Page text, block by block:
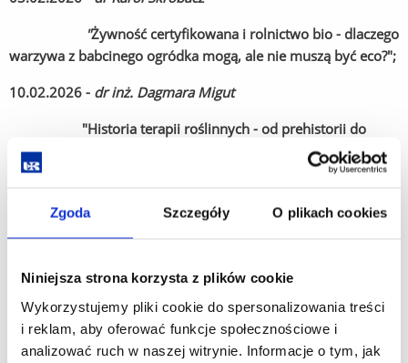
Zgoda Szczegóły O plikach cookies
Niniejsza strona korzysta z plików cookie
Wykorzystujemy pliki cookie do spersonalizowania treści
i reklam, aby oferować funkcje społecznościowe i
analizować ruch w naszej witrynie. Informacje o tym, jak
"Żywność certyfikowana i rolnictwo bio - dlaczego
warzywa z babcinego ogródka mogą, ale nie muszą być eco?";
10.02.2026 - dr inż. Dagmara Migut
"Historia terapii roślinnych - od prehistorii do
współczesności";
"Ziemniak nasz powszedni niejedno ma imię.
24.02.2026 - płk. Sławomir Adamczyk,
Pełnomocnik Rektora
UR ds. bezpieczeństwa
"Bezpieczeństwo, BHP, ochrona danych"